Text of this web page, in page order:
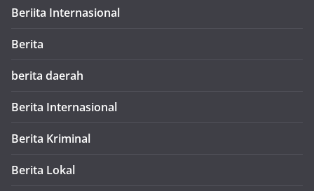
Beriita Internasional
Berita
berita daerah
Berita Internasional
Berita Kriminal
Berita Lokal